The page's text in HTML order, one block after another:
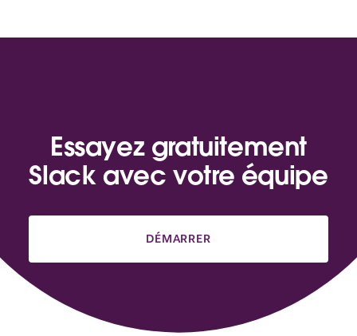
Essayez gratuitement
Slack avec votre équipe
DÉMARRER